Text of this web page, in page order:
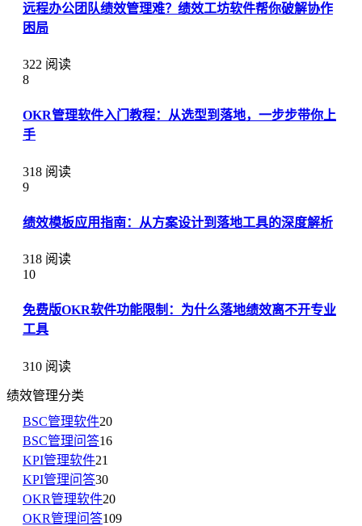
远程办公团队绩效管理难？绩效工坊软件帮你破解协作
困局
322 阅读
8
OKR管理软件入门教程：从选型到落地，一步步带你上
手
318 阅读
9
绩效模板应用指南：从方案设计到落地工具的深度解析
318 阅读
10
免费版OKR软件功能限制：为什么落地绩效离不开专业
工具
310 阅读
绩效管理分类
BSC管理软件20
BSC管理问答16
KPI管理软件21
KPI管理问答30
OKR管理软件20
OKR管理问答109